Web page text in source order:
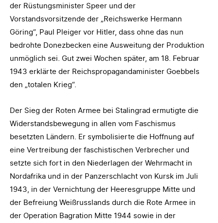
der Rüstungsminister Speer und der
Vorstandsvorsitzende der „Reichswerke Hermann
Göring“, Paul Pleiger vor Hitler, dass ohne das nun
bedrohte Donezbecken eine Ausweitung der Produktion
unmöglich sei. Gut zwei Wochen später, am 18. Februar
1943 erklärte der Reichspropagandaminister Goebbels
den „totalen Krieg“.
Der Sieg der Roten Armee bei Stalingrad ermutigte die
Widerstandsbewegung in allen vom Faschismus
besetzten Ländern. Er symbolisierte die Hoffnung auf
eine Vertreibung der faschistischen Verbrecher und
setzte sich fort in den Niederlagen der Wehrmacht in
Nordafrika und in der Panzerschlacht von Kursk im Juli
1943, in der Vernichtung der Heeresgruppe Mitte und
der Befreiung Weißrusslands durch die Rote Armee in
der Operation Bagration Mitte 1944 sowie in der